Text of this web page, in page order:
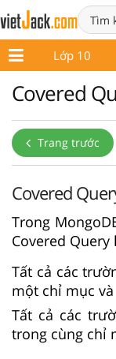
9 Lớp 10
Covered
Trang trước
Covered
Trong
Covered
Tất cả các
một chỉ mục và
Tất cả các
trong cùng chỉ